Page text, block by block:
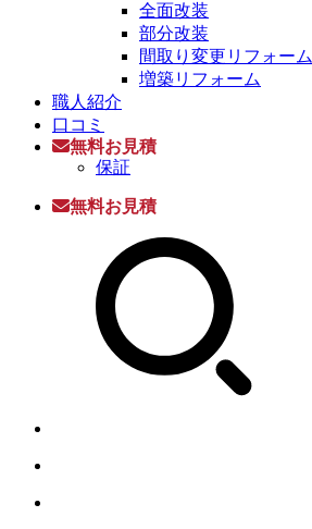
全面改装
部分改装
間取り変更リフォーム
増築リフォーム
職人紹介
口コミ
無料お見積
保証
無料お見積